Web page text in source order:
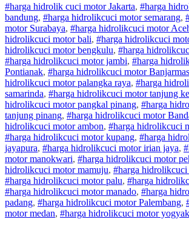
#harga hidrolik cuci motor Jakarta, #harga
bandung, #harga hidrolikcuci motorsemarang,
motorSurabaya, #harga hidrolikcuci motor
hidrolikcuci motorbali, #harga hidrolikcuci
hidrolikcuci motorbengkulu, #harga hidrolik
#harga hidrolikcuci motorjambi, #harga
Pontianak, #harga hidrolikcuci motor
hidrolikcuci motorpalangka raya, #harga
samarinda, #harga hidrolikcuci motortanjung
hidrolikcuci motorpangkal pinang, #harga
tanjung pinang, #harga hidrolikcuci motor
hidrolikcuci motorambon, #harga hidrolikcuci
#harga hidrolikcuci motorkupang, #harga
jayapura, #harga hidrolikcuci motoririan jaya, #
motormanokwari, #harga hidrolikcuci motor
hidrolikcuci motormamuju, #harga hidrolikcuci
#harga hidrolikcuci motorpalu, #harga hidrolik
#harga hidrolikcuci motormanado, #harga
padang, #harga hidrolikcuci motorPalembang,
motormedan, #harga hidrolikcuci motor